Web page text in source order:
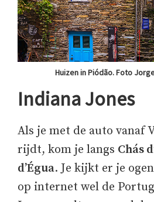
Huizen in Piódão. Foto
Indiana Jones
Als je met de auto vanaf
rijdt, kom je langs Chás
d’Égua. Je kijkt er je
op internet wel de